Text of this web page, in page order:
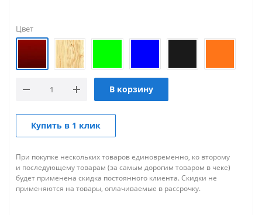
Цвет
В корзину
Купить в 1 клик
При покупке нескольких товаров единовременно, ко второму
и последующему товарам (за самым дорогим товаром в чеке)
будет применена скидка постоянного клиента. Скидки не
применяются на товары, оплачиваемые в рассрочку.